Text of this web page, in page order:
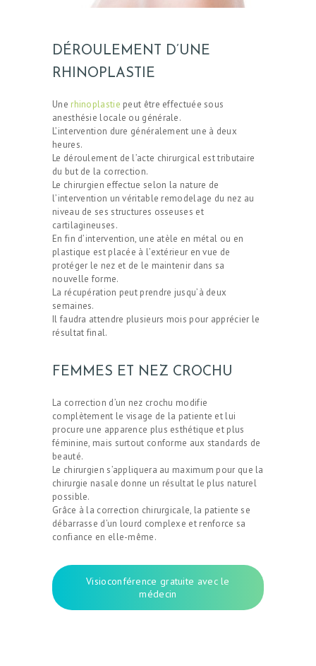
DEMANDE DE
DÉROULEMENT D’UNE
RHINOPLASTIE
Une rhinoplastie peut être effectuée sous
anesthésie locale ou générale.
L’intervention dure généralement une à deux
heures.
Le déroulement de l’acte chirurgical est tributaire
du but de la correction.
Le chirurgien effectue selon la nature de
l’intervention un véritable remodelage du nez au
niveau de ses structures osseuses et
cartilagineuses.
En fin d’intervention, une atèle en métal ou en
plastique est placée à l’extérieur en vue de
protéger le nez et de le maintenir dans sa
nouvelle forme.
La récupération peut prendre jusqu’à deux
semaines.
Il faudra attendre plusieurs mois pour apprécier le
résultat final.
FEMMES ET NEZ CROCHU
La correction d’un nez crochu modifie
complètement le visage de la patiente et lui
procure une apparence plus esthétique et plus
féminine, mais surtout conforme aux standards de
beauté.
Le chirurgien s’appliquera au maximum pour que la
chirurgie nasale donne un résultat le plus naturel
possible.
Grâce à la correction chirurgicale, la patiente se
débarrasse d’un lourd complexe et renforce sa
confiance en elle-même.
Visioconférence gratuite avec le
médecin